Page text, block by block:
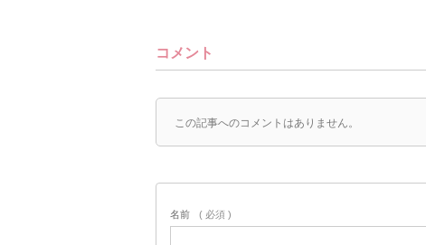
コメント
この記事へのコメントはありません。
名前 ( 必須 )